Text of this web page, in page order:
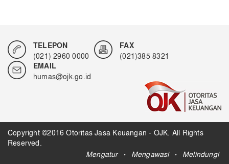
TELEPON
(021) 2960 0000
FAX
(021)385 8321
EMAIL
humas@ojk.go.id
Copyright ©2016 Otoritas Jasa Keuangan - OJK. All Rights
Reserved.
Mengatur . Mengawasi . Melindungi